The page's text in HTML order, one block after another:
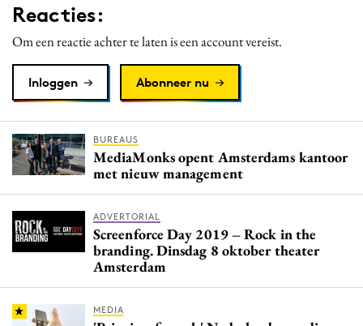
Merkstrategie
PR
Programmatic
Purpose Marketing
Reacties:
Om een reactie achter te laten is een account vereist.
Inloggen Abonneer nu
BUREAUS
MediaMonks opent Amsterdams kantoor
met nieuw management
ADVERTORIAL
Screenforce Day 2019 – Rock in the
branding. Dinsdag 8 oktober theater
Amsterdam
MEDIA